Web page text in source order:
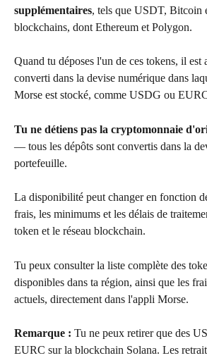
supplémentaires, tels que USDT, Bitcoin
blockchains, dont Ethereum et Polygon.
Quand tu déposes l'un de ces tokens, il est
converti dans la devise numérique dans
Morse est stocké, comme USDG ou
Tu ne détiens pas la cryptomonnaie
— tous les dépôts sont convertis dans la
portefeuille.
La disponibilité peut changer en fonction
frais, les minimums et les délais de
token et le réseau blockchain.
Tu peux consulter la liste complète des
disponibles dans ta région, ainsi que les
actuels, directement dans l'appli Morse.
Remarque : Tu ne peux retirer que des
EURC sur la blockchain Solana. Les